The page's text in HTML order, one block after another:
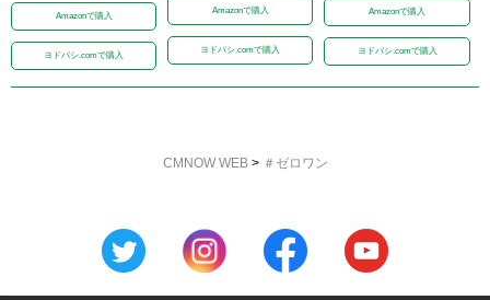
Amazonで購入
ヨドバシ.comで購入
Amazonで購入
ヨドバシ.comで購入
Amazonで購入
ヨドバシ.comで購入
CMNOW WEB> ＃ゼロワン